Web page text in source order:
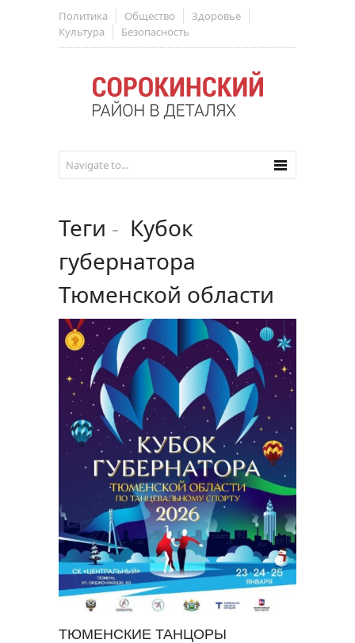
Политика Общество
Здоровье
Культура
Безопасность
Теги - Кубок
губернатора
Тюменской области
ТЮМЕНСКИЕ ТАНЦОРЫ